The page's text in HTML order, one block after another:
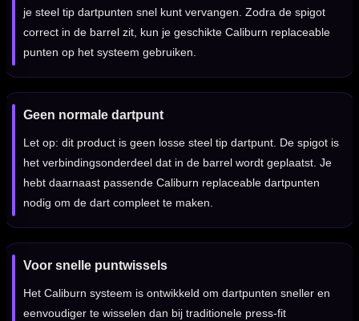
je steel tip dartpunten snel kunt vervangen. Zodra de spigot
correct in de barrel zit, kun je geschikte Caliburn replaceable
punten op het systeem gebruiken.
Geen normale dartpunt
Let op: dit product is geen losse steel tip dartpunt. De spigot is
het verbindingsonderdeel dat in de barrel wordt geplaatst. Je
hebt daarnaast passende Caliburn replaceable dartpunten
nodig om de dart compleet te maken.
Voor snelle puntwissels
Het Caliburn systeem is ontwikkeld om dartpunten sneller en
eenvoudiger te wisselen dan bij traditionele press-fit